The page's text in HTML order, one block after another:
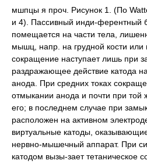
мшпцы я проч. Рисунок 1. (По
и 4). Пассивный инди-ферентный
помещается на части тела,
мышц, напр. на грудной кости или
сокращение наступает лишь при
раздражающее действие катода
анода. При средних токах
отмыкании анода и почти при той
его; в последнем случае при
расположен на активном
виртуальные катоды,
нервно-мышечный аппарат. При
катодом вызы-зает тетаническое